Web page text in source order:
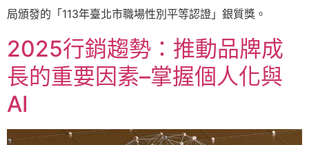
局頒發的「113年臺北市職場性別平等認證」銀質獎。
2025行銷趨勢：推動品牌成
長的重要因素–掌握個人化與
AI